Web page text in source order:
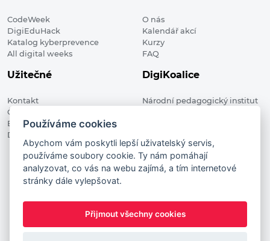
CodeWeek
DigiEduHack
Katalog kyberprevence
All digital weeks
O nás
Kalendář akcí
Kurzy
FAQ
Užitečné
Kontakt
Členské organizace
Blog
Digitalizace ve vzdělávání
DigiKoalice
Národní pedagogický institut
DigiKoalice 2021. All rights reserved
Vstup do administrace
This project has received funding from the European
Commission Innovation and Networks Executive Agency (now
Používáme cookies
Abychom vám poskytli lepší uživatelský servis,
používáme soubory cookie. Ty nám pomáhají
analyzovat, co vás na webu zajímá, a tím internetové
stránky dále vylepšovat.
Přijmout všechny cookies